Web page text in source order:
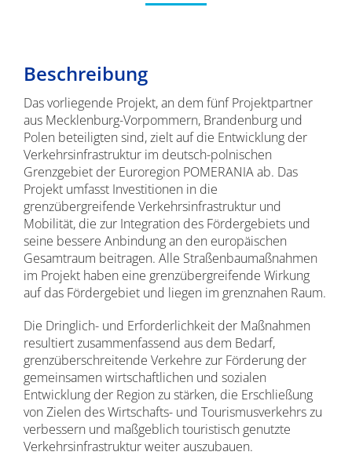
Beschreibung
Das vorliegende Projekt, an dem fünf Projektpartner
aus Mecklenburg-Vorpommern, Brandenburg und
Polen beteiligten sind, zielt auf die Entwicklung der
Verkehrsinfrastruktur im deutsch-polnischen
Grenzgebiet der Euroregion POMERANIA ab. Das
Projekt umfasst Investitionen in die
grenzübergreifende Verkehrsinfrastruktur und
Mobilität, die zur Integration des Fördergebiets und
seine bessere Anbindung an den europäischen
Gesamtraum beitragen. Alle Straßenbaumaßnahmen
im Projekt haben eine grenzübergreifende Wirkung
auf das Fördergebiet und liegen im grenznahen Raum.
Die Dringlich- und Erforderlichkeit der Maßnahmen
resultiert zusammenfassend aus dem Bedarf,
grenzüberschreitende Verkehre zur Förderung der
gemeinsamen wirtschaftlichen und sozialen
Entwicklung der Region zu stärken, die Erschließung
von Zielen des Wirtschafts- und Tourismusverkehrs zu
verbessern und maßgeblich touristisch genutzte
Verkehrsinfrastruktur weiter auszubauen.